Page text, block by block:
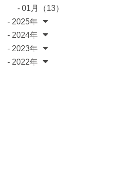
- 01月（13）
- 2025年
- 2024年
- 2023年
- 2022年